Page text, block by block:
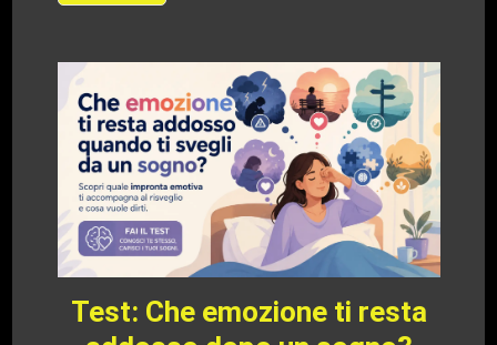
Test: Che emozione ti resta